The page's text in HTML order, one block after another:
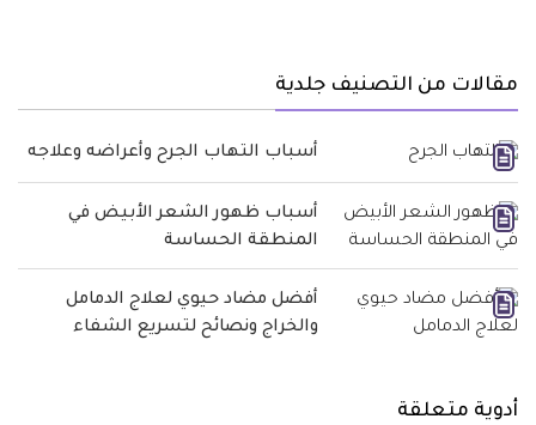
مقالات من التصنيف جلدية
أسباب التهاب الجرح وأعراضه وعلاجه
أسباب ظهور الشعر الأبيض في
المنطقة الحساسة
أفضل مضاد حيوي لعلاج الدمامل
والخراج ونصائح لتسريع الشفاء
أدوية متعلقة